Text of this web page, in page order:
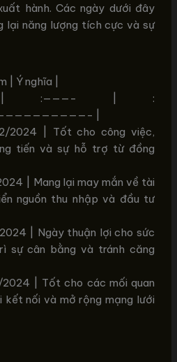
hành. Các ngày dưới đây
lại năng lượng tích cực và sự
| Ý nghĩa |
| :———- | :
|
2024 | Tốt cho công việc,
tiến và sự hỗ trợ từ đồng
| Mang lại may mắn về tài
nguồn thu nhập và đầu tư
| Ngày thuận lợi cho sức
sự cân bằng và tránh căng
| Tốt cho các mối quan
kết nối và mở rộng mạng lưới